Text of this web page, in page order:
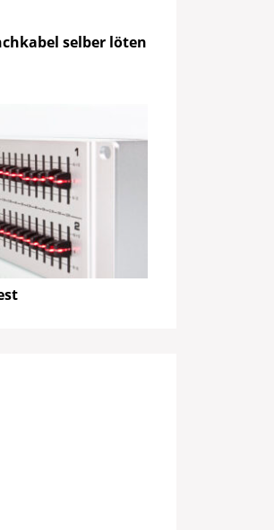
selber löten